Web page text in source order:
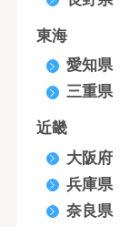
東海
愛知県
三重県
近畿
大阪府
兵庫県
奈良県